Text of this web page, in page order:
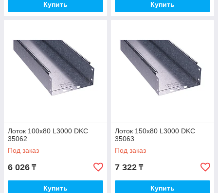
Купить Купить
Лоток 100х80 L3000 DKC
35062
Под заказ
6 026 ₸
Купить
Лоток 150х80 L3000 DKC
35063
Под заказ
7 322 ₸
Купить